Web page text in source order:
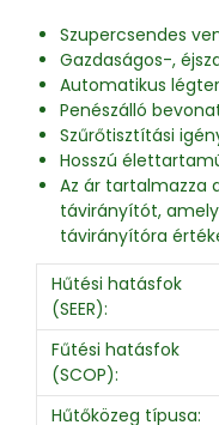
Szupercsendes
Gazdaságos-,
Automatikus
Penészálló
Szűrőtisztítási
Hosszú
Az ár tartalmazza
távirányítót,
távirányítóra
Hűtési hatásfok
(SEER):
Fűtési hatásfok
(SCOP):
Hűtőközeg típusa: